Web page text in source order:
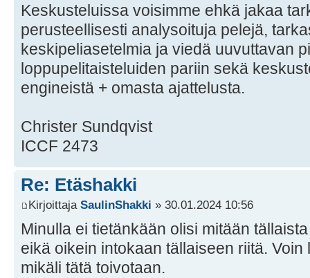
Keskusteluissa voisimme ehkä jakaa
perusteellisesti analysoituja pelejä,
keskipeliasetelmia ja viedä uuvuttavan
loppupelitaisteluiden pariin sekä
engineistä + omasta ajattelusta.
Christer Sundqvist
ICCF 2473
Re: Etäshakki
Kirjoittaja SaulinShakki » 30.01.2024 10:56
Minulla ei tietänkään olisi mitään
eikä oikein intokaan tällaiseen riitä.
mikäli tätä toivotaan.